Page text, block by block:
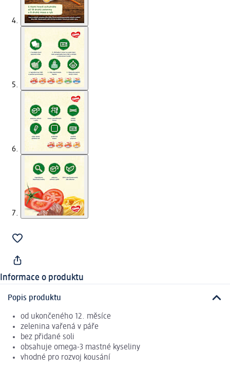
Informace o produktu
Popis produktu
od ukončeného 12. měsíce
zelenina vařená v páře
bez přidané soli
obsahuje omega-3 mastné kyseliny
vhodné pro rozvoj kousání